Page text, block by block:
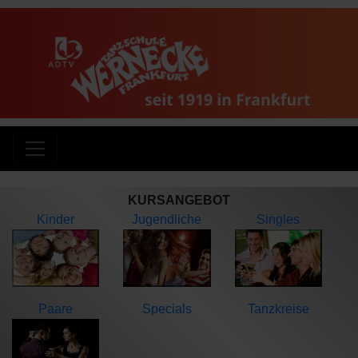
KURSANGEBOT
Kinder
Jugendliche Singles
Paare Specials Tanzkreise